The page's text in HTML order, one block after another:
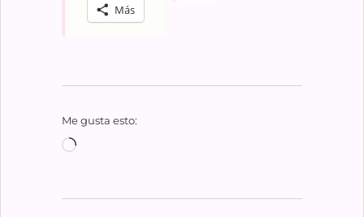
Más
Me gusta esto:
Cargando...